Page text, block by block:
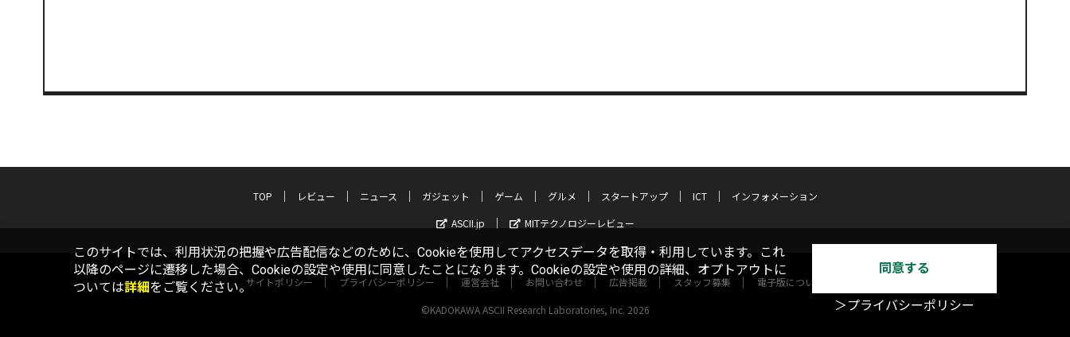
TOP レビュー ニュース ガジェット ゲーム グルメ スタートアップ ICT
インフォメーション
ASCII.jp
MITテクノロジーレビュー
サイトポリシー プライバシーポリシー 運営会社 お問い合わせ 広告掲載 スタッフ募集 電子版について
©KADOKAWA ASCII Research Laboratories, Inc. 2026
このサイトでは、利用状況の把握や広告配信などのために、Cookieを使用してアクセスデータを取得・利用しています。これ
以降のページに遷移した場合、Cookieの設定や使用に同意したことになります。Cookieの設定や使用の詳細、オプトアウトに
ついては詳細をご覧ください。
同意する
＞プライバシーポリシー